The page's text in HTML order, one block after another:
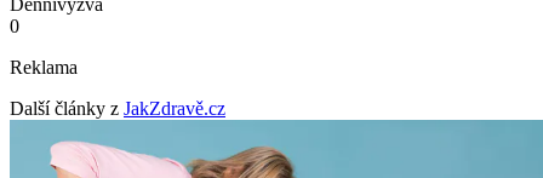
0
Reklama
Další články z JakZdravě.cz